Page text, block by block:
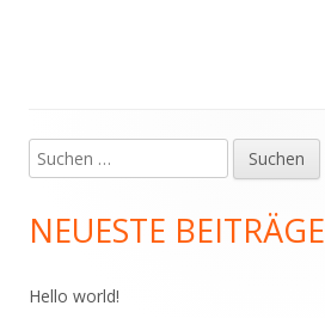
Haupt-
Seitenleiste
Suchen
nach:
NEUESTE BEITRÄGE
Hello world!